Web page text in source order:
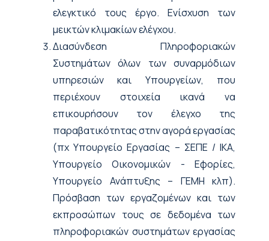
ελεγκτικό τους έργο. Ενίσχυση των
μεικτών κλιμακίων ελέγχου.
Διασύνδεση Πληροφοριακών
Συστημάτων όλων των συναρμόδιων
υπηρεσιών και Υπουργείων, που
περιέχουν στοιχεία ικανά να
επικουρήσουν τον έλεγχο της
παραβατικότητας στην αγορά εργασίας
(πχ Υπουργείο Εργασίας – ΣΕΠΕ / ΙΚΑ,
Υπουργείο Οικονομικών - Εφορίες,
Υπουργείο Ανάπτυξης – ΓΕΜΗ κλπ).
Πρόσβαση των εργαζομένων και των
εκπροσώπων τους σε δεδομένα των
πληροφοριακών συστημάτων εργασίας